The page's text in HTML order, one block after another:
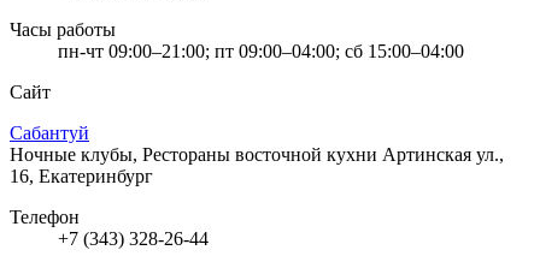
Часы работы
пн-чт 09:00–21:00; пт 09:00–04:00; сб 15:00–04:00
Сайт
Сабантуй
Ночные клубы, Рестораны восточной кухни Артинская ул.,
16, Екатеринбург
Телефон
+7 (343) 328-26-44